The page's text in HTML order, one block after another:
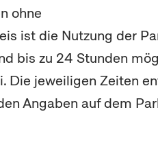
ohne
ist die Nutzung der
bis zu 24 Stunden
Die jeweiligen Zeiten
Angaben auf dem